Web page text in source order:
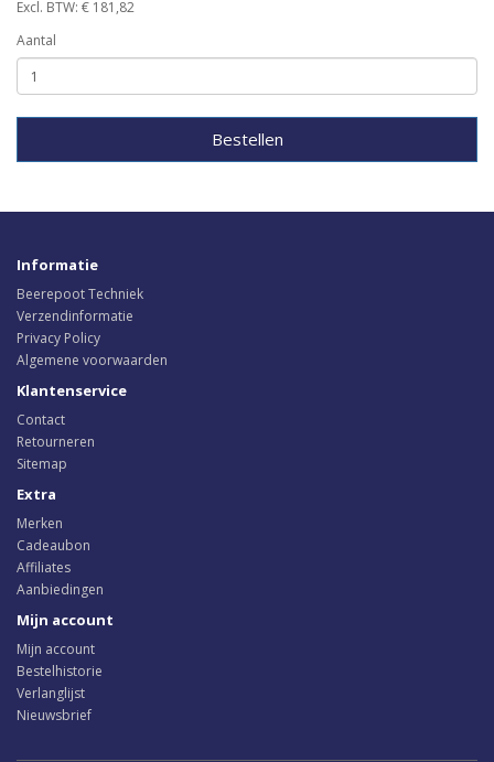
Excl. BTW: € 181,82
Aantal
Bestellen
Informatie
Beerepoot Techniek
Verzendinformatie
Privacy Policy
Algemene voorwaarden
Klantenservice
Contact
Retourneren
Sitemap
Extra
Merken
Cadeaubon
Affiliates
Aanbiedingen
Mijn account
Mijn account
Bestelhistorie
Verlanglijst
Nieuwsbrief